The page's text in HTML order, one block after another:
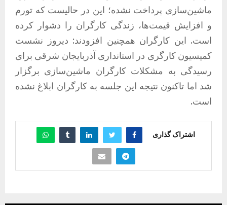
ماشین‌سازی پرداخت نشده؛ این در حالیست که تورم
و افزایش قیمت‌ها، زندگی کارگران را دشوار کرده
است. این کارگران همچنین افزودند: دیروز نشست
کمیسیون کارگری در استانداری آذربایجان شرقی برای
رسیدگی به مشکلات کارگران ماشین‌سازی برگزار
شد اما تاکنون نتیجه این جلسه به کارگران ابلاغ نشده
است.
اشتراک گذاری